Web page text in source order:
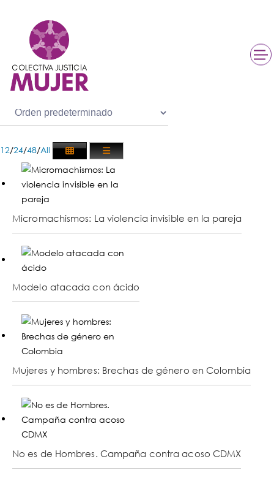
Mostrando 25–30 de 38 resultados
12/24/48/All
Micromachismos: La violencia invisible en la pareja
Modelo atacada con ácido
Mujeres y hombres: Brechas de género en Colombia
No es de Hombres. Campaña contra acoso CDMX